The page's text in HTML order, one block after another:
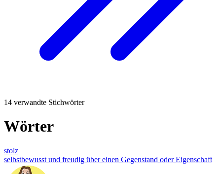
14 verwandte Stichwörter
Wörter
stolz
selbstbewusst und freudig über einen Gegenstand oder Eigenschaft